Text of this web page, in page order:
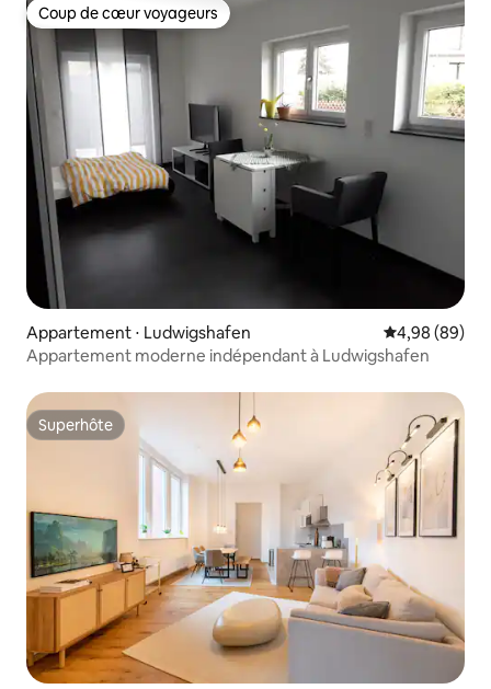
Coup de cœur voyageurs
Coup de cœur voyageurs
Appartement ⋅ Ludwigshafen Évaluation
4,98 (89)
Appartement moderne indépendant à Ludwigshafen
Superhôte
Superhôte